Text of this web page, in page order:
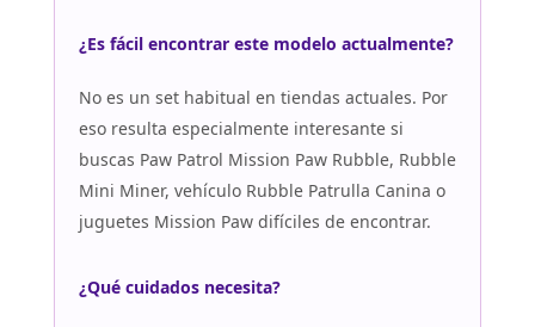
¿Es fácil encontrar este modelo actualmente?
No es un set habitual en tiendas actuales. Por
eso resulta especialmente interesante si
buscas Paw Patrol Mission Paw Rubble, Rubble
Mini Miner, vehículo Rubble Patrulla Canina o
juguetes Mission Paw difíciles de encontrar.
¿Qué cuidados necesita?